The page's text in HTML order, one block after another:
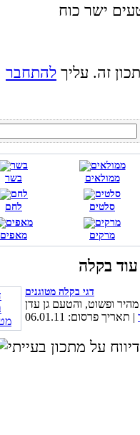
ישר כוח
זה. עליך להתחבר
בשר ממולאים
לחם סלטים
מאפים מרקים
דגי בקלה מטוגנים
| תאריך פרסום: 06.01.11